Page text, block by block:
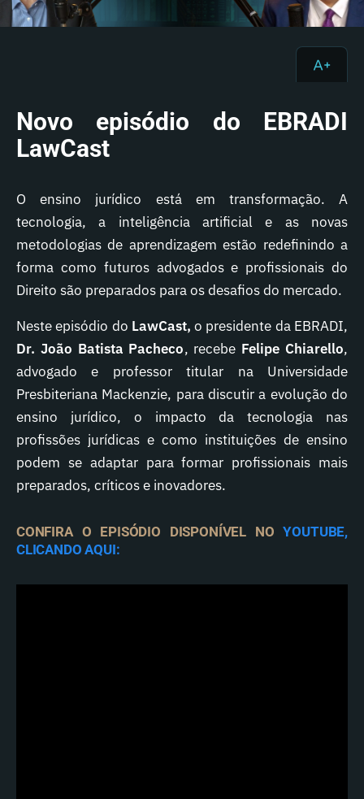
Novo episódio do EBRADI
LawCast
O ensino jurídico está em transformação. A
tecnologia, a inteligência artificial e as novas
metodologias de aprendizagem estão redefinindo a
forma como futuros advogados e profissionais do
Direito são preparados para os desafios do mercado.
Neste episódio do LawCast, o presidente da EBRADI,
Dr. João Batista Pacheco, recebe Felipe Chiarello,
advogado e professor titular na Universidade
Presbiteriana Mackenzie, para discutir a evolução do
ensino jurídico, o impacto da tecnologia nas
profissões jurídicas e como instituições de ensino
podem se adaptar para formar profissionais mais
preparados, críticos e inovadores.
CONFIRA O EPISÓDIO DISPONÍVEL NOYOUTUBE,
CLICANDO AQUI: